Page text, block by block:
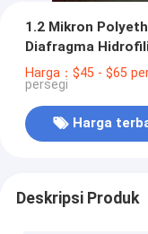
1.2 Mikron
Diafragma
Harga：$45 - $65
persegi
Harga
Deskripsi Produk